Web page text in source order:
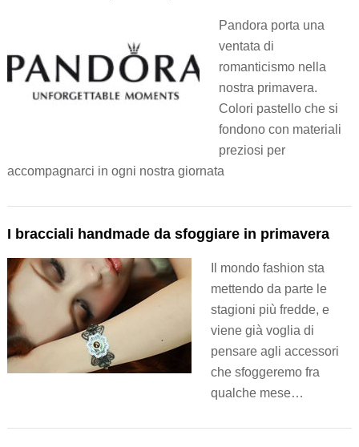
Pandora porta una
ventata di
romanticismo nella
nostra primavera.
Colori pastello che si
fondono con materiali
preziosi per
accompagnarci in ogni nostra giornata
I bracciali handmade da sfoggiare in primavera
Il mondo fashion sta
mettendo da parte le
stagioni più fredde, e
viene già voglia di
pensare agli accessori
che sfoggeremo fra
qualche mese…